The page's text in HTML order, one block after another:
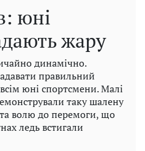
юні
жару
динамічно.
правильний
юні спортсмени. Малі
таку шалену
та волю до перемоги, що
ледь встигали